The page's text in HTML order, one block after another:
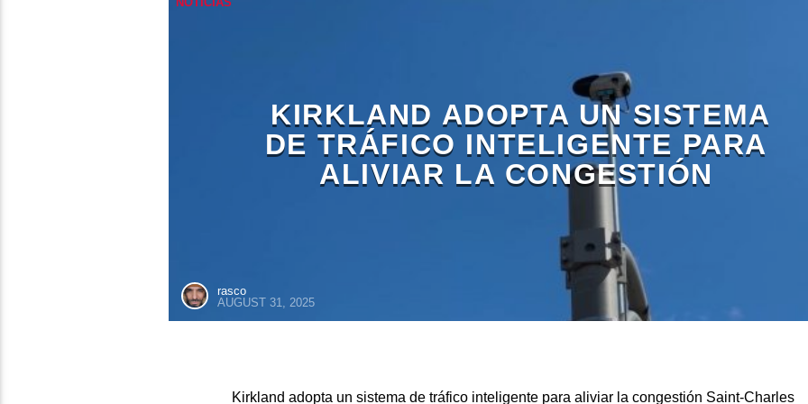
KIRKLAND ADOPTA UN SISTEMA
DE TRÁFICO INTELIGENTE PARA
ALIVIAR LA CONGESTIÓN
rasco
AUGUST 31, 2025
Kirkland adopta un sistema de tráfico inteligente para aliviar la congestión Saint-Charles